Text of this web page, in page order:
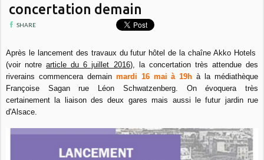
concertation demain
SHARE
Après le lancement des travaux du futur hôtel de la chaîne Akko Hotels
(voir notrearticle du 6 juillet 2016), la concertation très attendue des
riverains commencera demain mardi 16 mai à 19h à la médiathèque
Françoise Sagan rue Léon Schwatzenberg. On évoquera très
certainement la liaison des deux gares mais aussi le futur jardin rue
d'Alsace.